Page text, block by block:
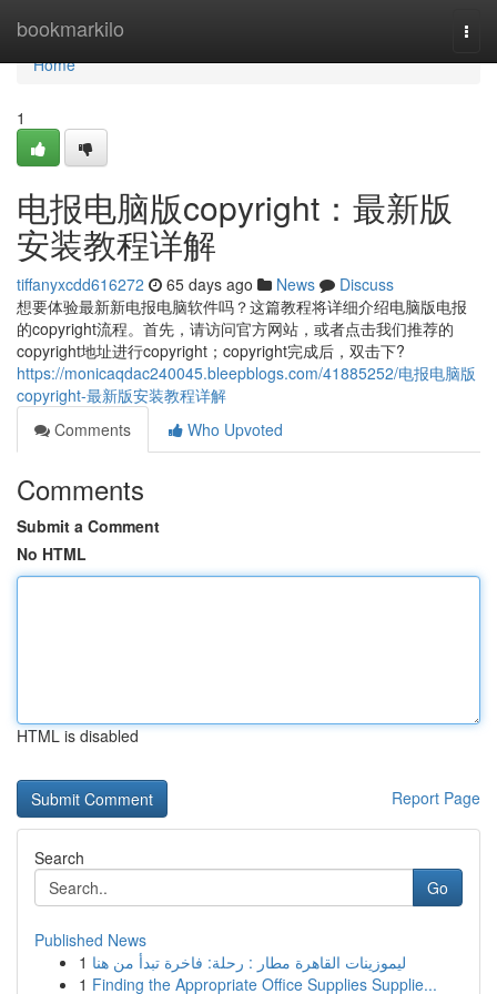
bookmarkilo
Home
Home
1
电报电脑版copyright：最新版
安装教程详解
tiffanyxcdd616272 65 days ago News
Discuss
想要体验最新新电报电脑软件吗？这篇教程将详细介绍电脑版电报
的copyright流程。首先，请访问官方网站，或者点击我们推荐的
copyright地址进行copyright；copyright完成后，双击下?
https://monicaqdac240045.bleepblogs.com/41885252/电报电脑版
copyright-最新版安装教程详解
Comments
Who Upvoted
Comments
Submit a Comment
No HTML
HTML is disabled
Report Page
Search
Go
Published News
1 ليموزينات القاهرة مطار : رحلة: فاخرة تبدأ من هنا
1 Finding the Appropriate Office Supplies Supplie...